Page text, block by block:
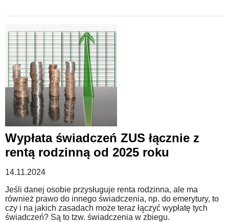
Wypłata świadczeń ZUS łącznie z
rentą rodzinną od 2025 roku
14.11.2024
Jeśli danej osobie przysługuje renta rodzinna, ale ma
również prawo do innego świadczenia, np. do emerytury, to
czy i na jakich zasadach może teraz łączyć wypłatę tych
świadczeń? Są to tzw. świadczenia w zbiegu.